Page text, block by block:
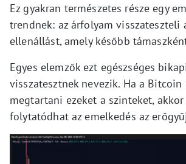
Ez gyakran természetes része egy
trendnek: az árfolyam visszateszteli
ellenállást, amely később
Egyes elemzők ezt egészséges
visszatesztnek nevezik. Ha a Bitcoin
megtartani ezeket a szinteket,
folytatódhat az emelkedés az